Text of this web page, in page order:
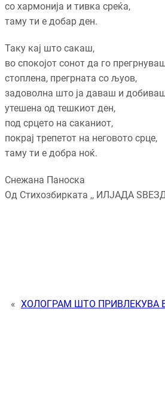
со хармонија и тивка среќа,
таму ти е добар ден.
Таку кај што сакаш,
во спокојот сонот да го
стоплена, прегрната со љуов,
задоволна што ја даваш и
утешена од тешкиот ден,
под срцето на саканиот,
покрај трепетот на неговото срце,
таму ти е добра ноќ.
Снежана Паноска
Од Стихозбирката ,, ИЛЈАДА
« ХОЛОГРАМ ШТО ПРИВЛЕКУВА